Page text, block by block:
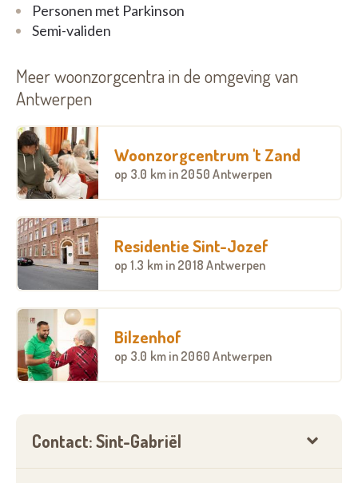
Personen met Parkinson
Semi-validen
Meer woonzorgcentra in de omgeving van
Antwerpen
Woonzorgcentrum 't Zand
op 3.0 km in 2050 Antwerpen
Residentie Sint-Jozef
op 1.3 km in 2018 Antwerpen
Bilzenhof
op 3.0 km in 2060 Antwerpen
Contact: Sint-Gabriël